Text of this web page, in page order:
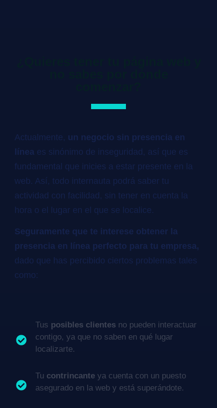
Actualmente, un negocio sin presencia en
línea es sinónimo de inseguridad, así que es
fundamental que inicies a estar presente en la
web. Así, todo internauta podrá saber tu
actividad con facilidad, sin tener en cuenta la
hora o el lugar en el que se localice.
Seguramente que te interese obtener la
presencia en línea perfecto para tu empresa,
dado que has percibido ciertos problemas tales
como:
Tus posibles clientesno pueden interactuar
contigo, ya que no saben en qué lugar
localizarte.
Tu contrincanteya cuenta con un puesto
asegurado en la web y está superándote.